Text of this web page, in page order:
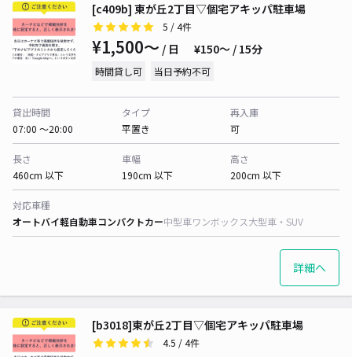
[c409b] 東が丘2丁目▽個宅アキッパ駐車場
5 / 4件
¥1,500〜 / 日 ¥150〜 / 15分
時間貸し可 当日予約不可
貸出時間
07:00 〜20:00
タイプ
平置き
再入庫
可
長さ
460cm 以下
車幅
190cm 以下
高さ
200cm 以下
対応車種
オートバイ軽自動車コンパクトカー中型車ワンボックス大型車・SUV
詳細へ
[b3018]東が丘2丁目▽個宅アキッパ駐車場
4.5 / 4件